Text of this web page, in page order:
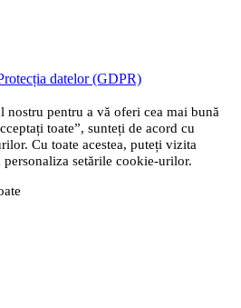
datelor (GDPR)
nostru pentru a vă oferi cea mai bună
toate”, sunteți de acord cu
Cu toate acestea, puteți vizita
personaliza setările cookie-urilor.